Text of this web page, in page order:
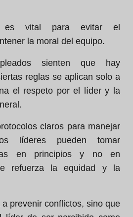
es vital para evitar el
la moral del equipo.
sienten que hay
reglas se aplican solo a
el respeto por el líder y la
claros para manejar
líderes pueden tomar
en principios y no en
refuerza la equidad y la
prevenir conflictos, sino que